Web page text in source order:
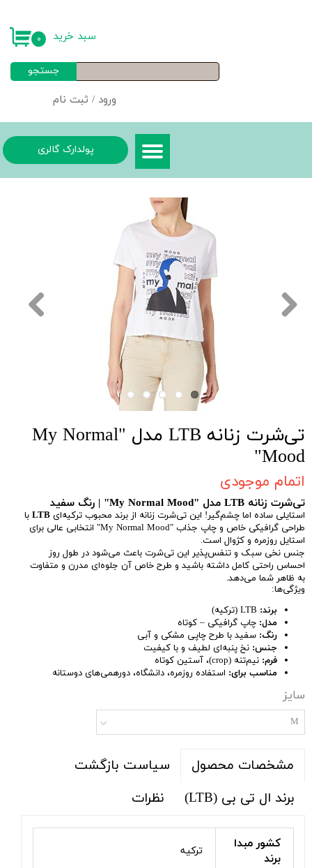
ورود / ثبت نام
خروج از حساب کاربری
جستجو
۰ سبد خرید
پولدارک گالری
تی‌شرت زنانه LTB مدل "My Normal
Mood"
اتمام موجودی
تی‌شرت زنانه LTB مدل "My Normal Mood" | رنگ سفید
استایلی ساده اما چشم‌گیر! این تی‌شرت زنانه از برند محبوب ترکیه‌ایLTB با
طراحی گرافیکی خاص و چاپ جذاب "My Normal Mood" انتخابی عالی برای
استایل روزمره و کژوال است.
جنس نخی سبک و تنفس‌پذیر این تی‌شرت باعث می‌شود در طول روز
احساس راحتی کامل داشته باشید و طرح خاص آن جلوه‌ای مدرن و متفاوت
به ظاهر شما می‌دهد.
ویژگی‌ها:
برند:
مدل: چاپ گرافیکی – کوتاه
رنگ: سفید با طرح چاپی مشکی و آبی
جنس: نخ پنبه‌ای لطیف و با کیفیت
فرم: نیم‌تنه (crop)، آستین کوتاه
مناسب برای: استفاده روزمره، دانشگاه، دورهمی‌های دوستانه
سایز
M
مشخصات محصول
سیاست بازگشت
برند ال تی بی (LTB)
نظرات
کشور مبدا
برند
ترکیه